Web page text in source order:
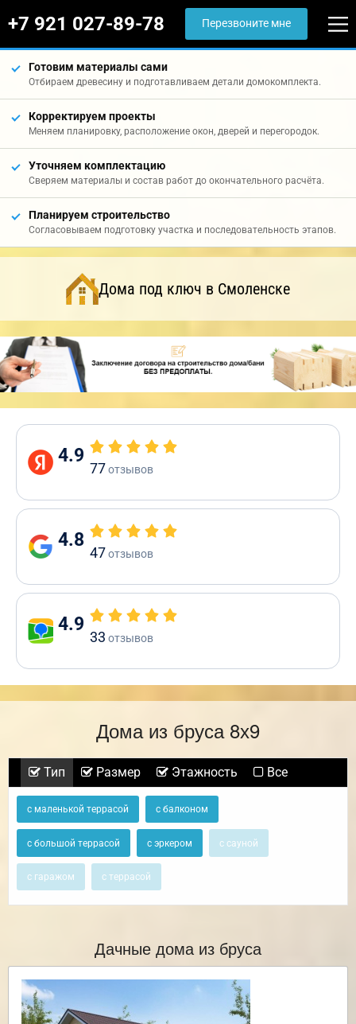
+7 921 027-89-78 Перезвоните мне
Готовим материалы сами
Отбираем древесину и подготавливаем детали домокомплекта.
Корректируем проекты
Меняем планировку, расположение окон, дверей и перегородок.
Уточняем комплектацию
Сверяем материалы и состав работ до окончательного расчёта.
Планируем строительство
Согласовываем подготовку участка и последовательность этапов.
Дома под ключ в Смоленске
4.9
77отзывов
4.8
47отзывов
4.9
33 отзывов
Дома из бруса 8х9
Тип Размер Этажность Все
с маленькой террасой с балконом
с большой террасой с эркером с сауной
с гаражом с террасой
Дачные дома из бруса